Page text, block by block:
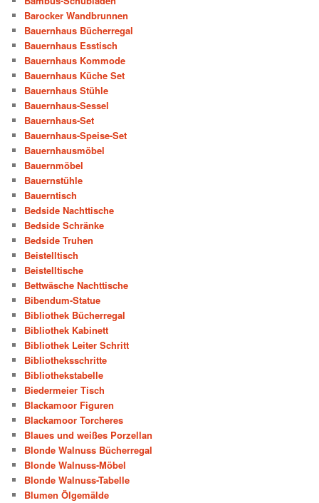
Barocker Wandbrunnen
Bauernhaus Bücherregal
Bauernhaus Esstisch
Bauernhaus Kommode
Bauernhaus Küche Set
Bauernhaus Stühle
Bauernhaus-Sessel
Bauernhaus-Set
Bauernhaus-Speise-Set
Bauernhausmöbel
Bauernmöbel
Bauernstühle
Bauerntisch
Bedside Nachttische
Bedside Schränke
Bedside Truhen
Beistelltisch
Beistelltische
Bettwäsche Nachttische
Bibendum-Statue
Bibliothek Bücherregal
Bibliothek Kabinett
Bibliothek Leiter Schritt
Bibliotheksschritte
Bibliothekstabelle
Biedermeier Tisch
Blackamoor Figuren
Blackamoor Torcheres
Blaues und weißes Porzellan
Blonde Walnuss Bücherregal
Blonde Walnuss-Möbel
Blonde Walnuss-Tabelle
Blumen Ölgemälde